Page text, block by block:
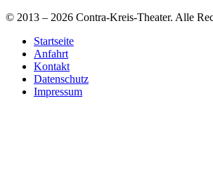
© 2013 – 2026 Contra-Kreis-Theater. Alle
Startseite
Anfahrt
Kontakt
Datenschutz
Impressum